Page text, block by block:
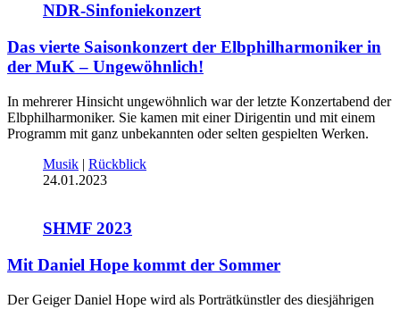
NDR-Sinfoniekonzert
Das vierte Saisonkonzert der Elbphilharmoniker in
der MuK – Ungewöhnlich!
In mehrerer Hinsicht ungewöhnlich war der letzte Konzertabend der
Elbphilharmoniker. Sie kamen mit einer Dirigentin und mit einem
Programm mit ganz unbekannten oder selten gespielten Werken.
Musik | Rückblick
24.01.2023
SHMF 2023
Mit Daniel Hope kommt der Sommer
Der Geiger Daniel Hope wird als Porträtkünstler des diesjährigen